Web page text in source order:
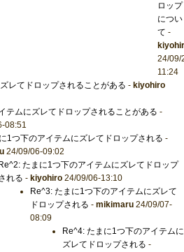
ロップ
につい
て -
24/09/
11:24
レてドロップされることがある - kiyohiro
テムにズレてドロップされることがある -
08:51
1つ下のアイテムにズレてドロップされる -
24/09/06-09:02
Re^2: たまに1つ下のアイテムにズレてドロップ
れる - kiyohiro 24/09/06-13:10
Re^3: たまに1つ下のアイテムにズレて
ドロップされる - mikimaru24/09/07-
08:09
Re^4: たまに1つ下のアイテムに
ズレてドロップされる -